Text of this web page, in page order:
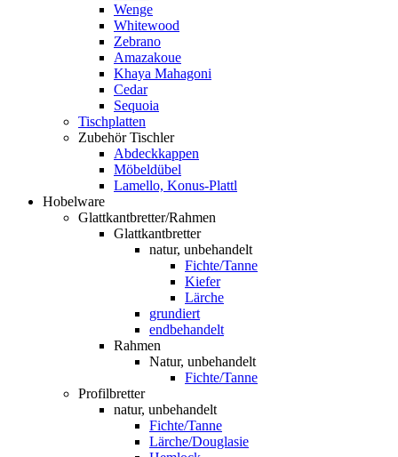
Wenge
Whitewood
Zebrano
Amazakoue
Khaya Mahagoni
Cedar
Sequoia
Tischplatten
Zubehör Tischler
Abdeckkappen
Möbeldübel
Lamello, Konus-Plattl
Hobelware
Glattkantbretter/Rahmen
Glattkantbretter
natur, unbehandelt
Fichte/Tanne
Kiefer
Lärche
grundiert
endbehandelt
Rahmen
Natur, unbehandelt
Fichte/Tanne
Profilbretter
natur, unbehandelt
Fichte/Tanne
Lärche/Douglasie